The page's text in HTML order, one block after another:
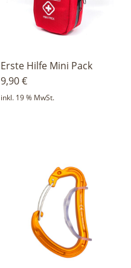
Erste Hilfe Mini Pack
9,90€
inkl. 19 % MwSt.